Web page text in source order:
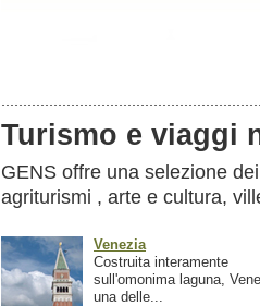
Turismo e viaggi
GENS offre una selezione
agriturismi , arte e cultura,
Venezia
Costruita interamente
sull'omonima laguna,
una delle...